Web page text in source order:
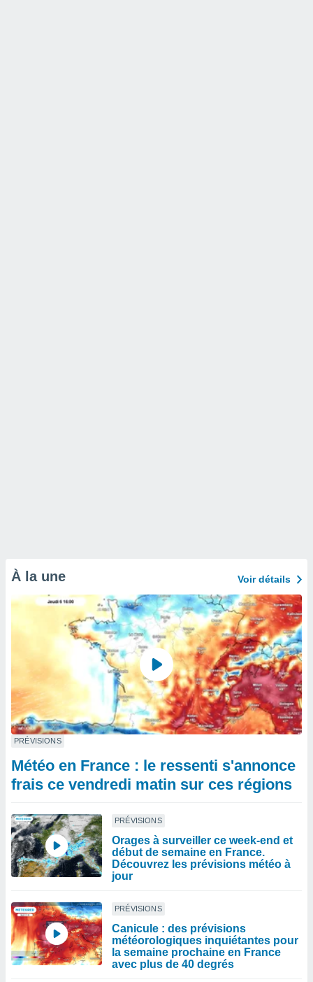
À la une Voir détails
PRÉVISIONS
Météo en France : le ressenti s'annonce
frais ce vendredi matin sur ces régions
PRÉVISIONS
Orages à surveiller ce week-end et
début de semaine en France.
Découvrez les prévisions météo à
jour
PRÉVISIONS
Canicule : des prévisions
météorologiques inquiétantes pour
la semaine prochaine en France
avec plus de 40 degrés